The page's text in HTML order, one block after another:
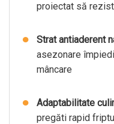
proiectat să
Strat antiaderent
asezonare
mâncare
Adaptabilitate
pregăti rapid